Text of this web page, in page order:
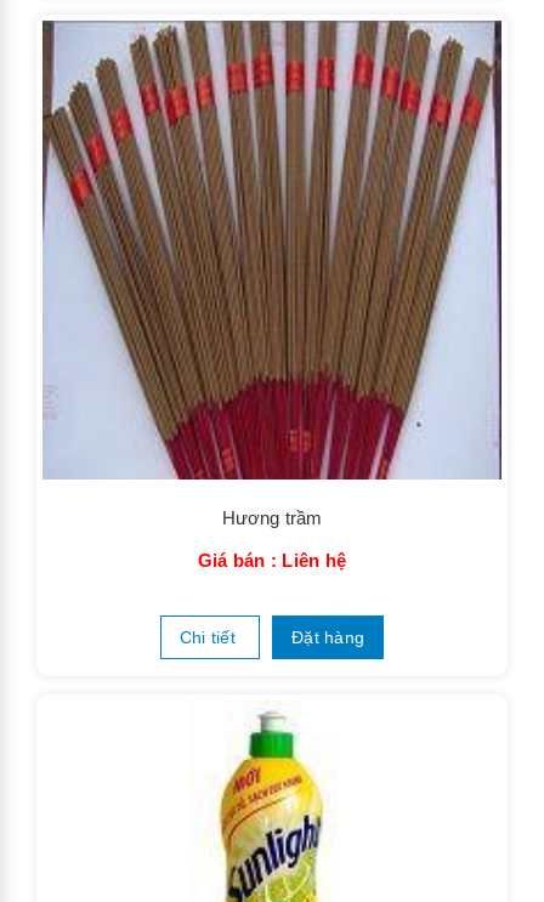
Hương trầm
Giá bán : Liên hệ
Chi tiết Đặt hàng